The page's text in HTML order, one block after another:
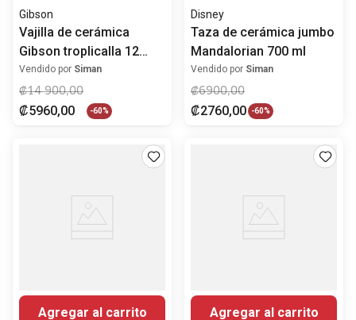
Gibson
Vajilla de cerámica
Gibson troplicalla 12
piezas
Vendido por Siman
₡14 900,00
₡5960,00 -60%
Disney
Taza de cerámica jumbo
Mandalorian 700 ml
Vendido por Siman
₡6900,00
₡2760,00 -60%
Agregar al carrito Agregar al carrito